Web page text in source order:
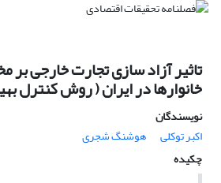
تاثیر آزاد سازی تجارت خارجی
خانوارها در ایران ( روش کنترل
نویسندگان
اکبر توکلی
هوشنگ شجری
چکیده